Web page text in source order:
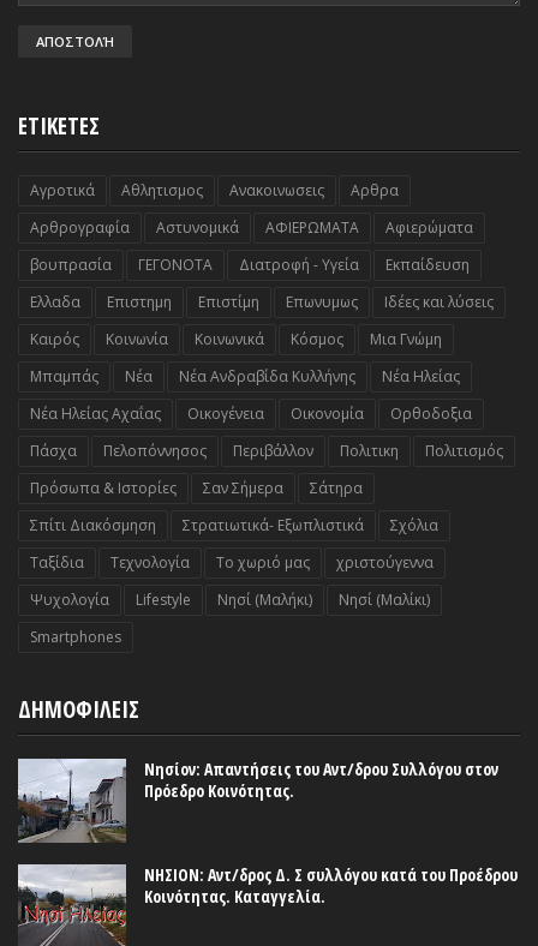
ΕΤΙΚΕΤΕΣ
Αγροτικά Αθλητισμος Ανακοινωσεις
Αρθρα
Αρθρογραφία
Αστυνομικά ΑΦΙΕΡΩΜΑΤΑ
Αφιερώματα
βουπρασία
ΓΕΓΟΝΟΤΑ Διατροφή - Υγεία
Εκπαίδευση
Ελλαδα
Επιστημη Επιστίμη Επωνυμως
Ιδέες και λύσεις
Καιρός
Κοινωνία Κοινωνικά Κόσμος
Μια Γνώμη
Μπαμπάς
Νέα Νέα Ανδραβίδα Κυλλήνης
Νέα Ηλείας
Νέα Ηλείας Αχαΐας
Οικογένεια Οικονομία
Ορθοδοξια
Πάσχα
Πελοπόννησος Περιβάλλον Πολιτικη
Πολιτισμός
Πρόσωπα & Ιστορίες
Σαν Σήμερα
Σάτηρα
Σπίτι Διακόσμηση
Στρατιωτικά- Εξωπλιστικά
Σχόλια
Ταξίδια
Τεχνολογία Το χωριό μας
χριστούγεννα
Ψυχολογία
Lifestyle Nησί (Μαλήκι)
Nησί (Μαλίκι)
Smartphones
ΔΗΜΟΦΙΛΕΙΣ
Νησίον: Απαντήσεις του Αντ/δρου Συλλόγου στον
Πρόεδρο Κοινότητας.
ΝΗΣΙΟΝ: Αντ/δρος Δ. Σ συλλόγου κατά του Προέδρου
Κοινότητας. Καταγγελία.